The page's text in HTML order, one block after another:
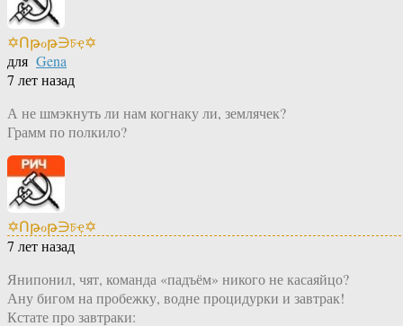
✡Ոթℴթ∋চҿ✡
для Gena
7 лет назад
А не шмэкнуть ли нам когнаку ли, землячек?
Грамм по полкило?
✡Ոթℴթ∋চҿ✡
7 лет назад
Янипонил, чят, команда «падъём» никого не касаяйцо?
Ану бигом на пробежку, водне процидурки и завтрак!
Кстате про завтраки: